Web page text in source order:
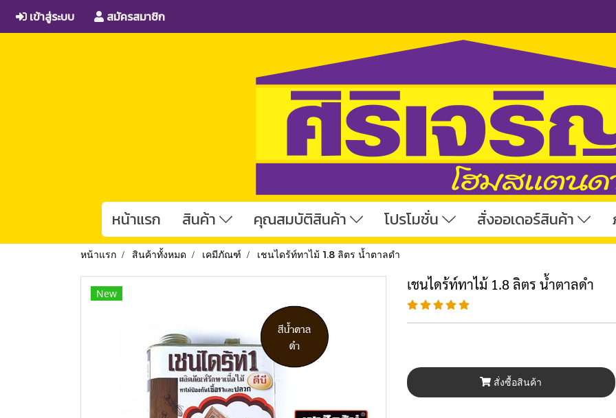
เข้าสู่ระบบ สมัครสมาชิก
หน้าแรก สินค้า คุณสมบัติสินค้า โปรโมชั่น สั่งออเดอร์สินค้า
หน้าแรก สินค้าทั้งหมด เคมีภัณฑ์ เชนไดร้ท์ทาไม้ 1.8 ลิตร น้ำตาลดำ
New
เชนไดร้ท์ทาไม้ 1.8 ลิตร น้ำตาลดำ
สั่งซื้อสินค้า